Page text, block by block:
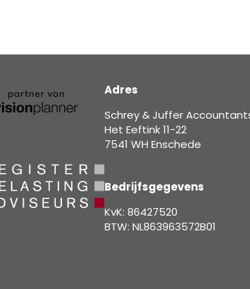
Adres
Schrey & Juffer
Het Eeftink 11-22
7541 WH Enschede
Bedrijfsgegevens
KvK: 86427520
BTW: NL863963572B01